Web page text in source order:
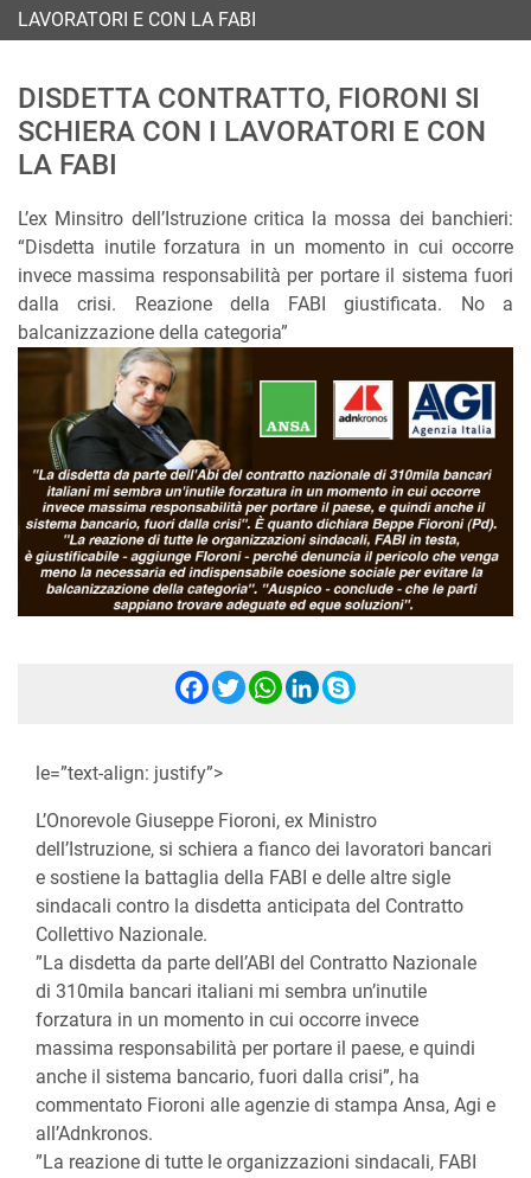
LAVORATORI E CON LA FABI
DISDETTA CONTRATTO, FIORONI SI
SCHIERA CON I LAVORATORI E CON
LA FABI
L’ex Minsitro dell’Istruzione critica la mossa dei banchieri:
“Disdetta inutile forzatura in un momento in cui occorre
invece massima responsabilità per portare il sistema fuori
dalla crisi. Reazione della FABI giustificata. No a
balcanizzazione della categoria”
Facebook
Twitter
WhatsApp
LinkedIn
Skype
le=”text-align: justify”>
L’Onorevole Giuseppe Fioroni, ex Ministro
dell’Istruzione, si schiera a fianco dei lavoratori bancari
e sostiene la battaglia della FABI e delle altre sigle
sindacali contro la disdetta anticipata del Contratto
Collettivo Nazionale.
”La disdetta da parte dell’ABI del Contratto Nazionale
di 310mila bancari italiani mi sembra un’inutile
forzatura in un momento in cui occorre invece
massima responsabilità per portare il paese, e quindi
anche il sistema bancario, fuori dalla crisi”, ha
commentato Fioroni alle agenzie di stampa Ansa, Agi e
all’Adnkronos.
”La reazione di tutte le organizzazioni sindacali, FABI